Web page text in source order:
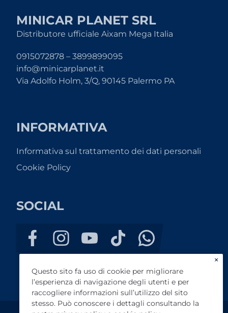
MINICAR PLANET SRL
Distributore ufficiale Aixam Mega Italia
0915072878 – 3899899095
info@minicarplanet.it
Via Adolfo Holm, 3/Q, 90145 Palermo PA
INFORMATIVA
Informativa sul trattamento dei dati personali
Cookie Policy
SOCIAL
×
Questo sito fa uso di cookie per migliorare
l’esperienza di navigazione degli utenti e per
raccogliere informazioni sull’utilizzo del sito
stesso. Può conoscere i dettagli consultando la